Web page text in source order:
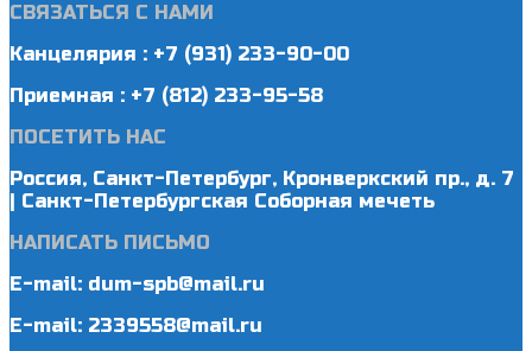
СВЯЗАТЬСЯ С НАМИ
Канцелярия : +7 (931) 233-90-00
Приемная : +7 (812) 233-95-58
ПОСЕТИТЬ НАС
Россия, Санкт-Петербург, Кронверкский пр., д. 7
| Санкт-Петербургская Соборная мечеть
НАПИСАТЬ ПИСЬМО
E-mail: dum-spb@mail.ru
E-mail: 2339558@mail.ru